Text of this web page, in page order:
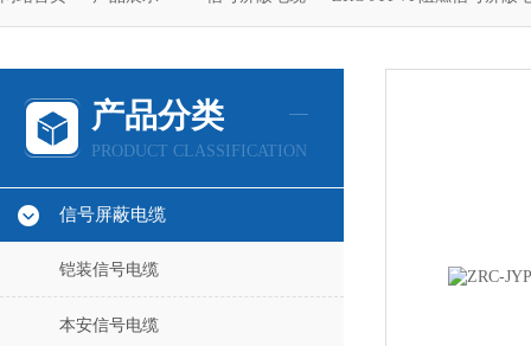
产品分类
PRODUCT CLASSIFICATION
信号屏蔽电缆
铠装信号电缆
本安信号电缆